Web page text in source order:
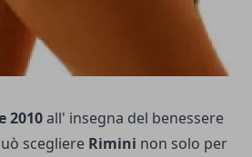
2010all' insegna del benessere
scegliere Rimini non solo per